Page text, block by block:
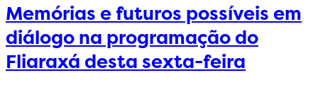
Memórias e futuros possíveis em
diálogo na programação do
Fliaraxá desta sexta-feira